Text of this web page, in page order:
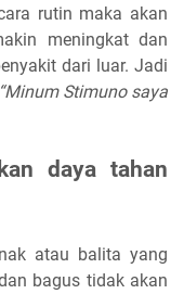
rutin maka akan
meningkat dan
dari luar. Jadi
“Minum Stimuno saya
daya tahan
atau balita yang
bagus tidak akan